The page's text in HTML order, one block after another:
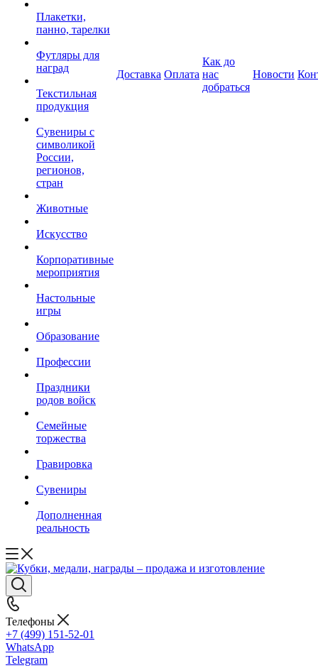
Плакетки,
панно, тарелки
Футляры для
наград
Текстильная
продукция
Сувениры с
символикой
России,
регионов,
стран
Животные
Искусство
Корпоративные
мероприятия
Настольные
игры
Образование
Профессии
Праздники
родов войск
Семейные
торжества
Гравировка
Сувениры
Дополненная
реальность
Доставка Оплата
Как до
нас
добраться
Новости
Телефоны
+7 (499) 151-52-01
WhatsApp
Telegram